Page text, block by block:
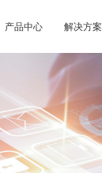
产品中心 解决方案